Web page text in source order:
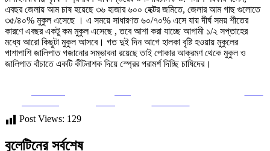
এবছর জেলায় আম চাষ হয়েছে ৩৬ হাজার ৬০০ হেক্টর জমিতে, জেলার আম গাছ গুলোতে
৩৫/৪০% মুকুল এসেছে । এ সময়ে সাধারণত ৬০/৭০% এসে যায় দীর্ঘ সময় শীতের
কারণে এবছর একটু কম মুকুল এসেছে , তবে আশা করা যাচ্ছে আগামী ১/২ সপ্তাহের
মধ্যে আরো কিছুটা মুকুল আসবে। গত দুই দিন আগে হালকা বৃষ্টি হওয়ায় মুকুলের
পাশাপাশি জালিপাত গজানোর সম্ভাবনা রয়েছে তাই পোকার আক্রমণ থেকে মুকুল ও
জালিপাত বাঁচাতে একটি কীটনাশক দিয়ে স্প্রের পরামর্শ দিচ্ছি চাষিদের।
Post Views: 129
বুলেটিনের সর্বশেষ